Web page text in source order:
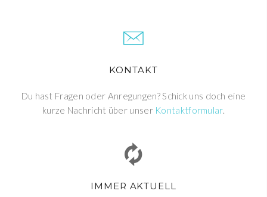
KONTAKT
Du hast Fragen oder Anregungen? Schick uns doch eine
kurze Nachricht über unser Kontaktformular.
IMMER AKTUELL